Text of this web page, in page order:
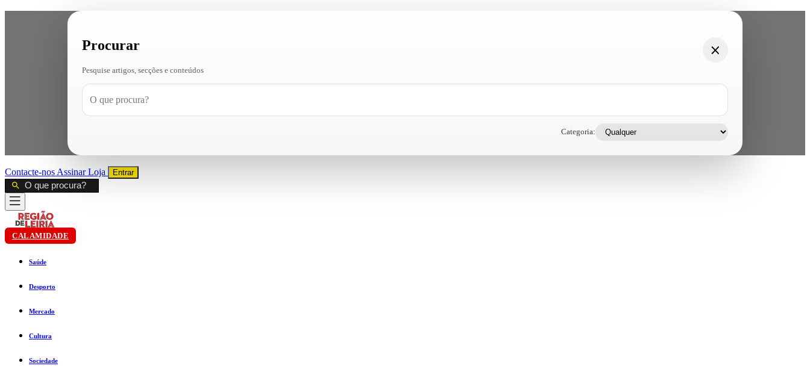
Procurar
Pesquise artigos, secções e conteúdos
Categoria:
Contacte-nos AssinarLoja Entrar
CALAMIDADE
Saúde
Desporto
Mercado
Cultura
Sociedade